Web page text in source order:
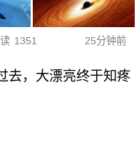
1351 25分钟前
去，大漂亮终于知疼